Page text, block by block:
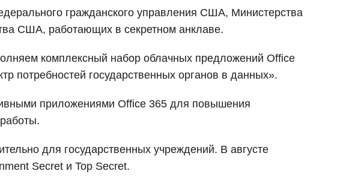
гражданского управления США, Министерства
США, работающих в секретном анклаве.
комплексный набор облачных предложений Office
потребностей государственных органов в данных».
приложениями Office 365 для повышения
для государственных учреждений. В августе
Secret и Top Secret.